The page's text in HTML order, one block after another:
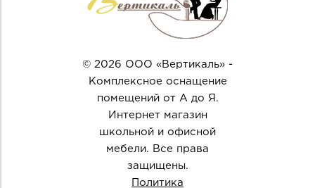
© 2026 ООО «Вертикаль» -
Комплексное оснащение
помещений от А до Я.
Интернет магазин
школьной и офисной
мебели. Все права
защищены.
Политика